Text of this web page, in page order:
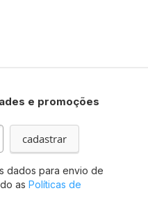
e promoções
cadastrar
dados para envio de
as Políticas de